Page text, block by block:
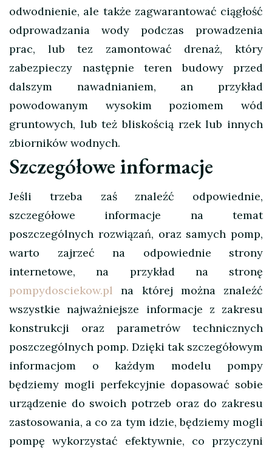
odwodnienie, ale także zagwarantować ciągłość
odprowadzania wody podczas prowadzenia
prac, lub tez zamontować drenaż, który
zabezpieczy następnie teren budowy przed
dalszym nawadnianiem, an przykład
powodowanym wysokim poziomem wód
gruntowych, lub też bliskością rzek lub innych
zbiorników wodnych.
Szczegółowe informacje
Jeśli trzeba zaś znaleźć odpowiednie,
szczegółowe informacje na temat
poszczególnych rozwiązań, oraz samych pomp,
warto zajrzeć na odpowiednie strony
internetowe, na przykład na stronę
pompydosciekow.pl na której można znaleźć
wszystkie najważniejsze informacje z zakresu
konstrukcji oraz parametrów technicznych
poszczególnych pomp. Dzięki tak szczegółowym
informacjom o każdym modelu pompy
będziemy mogli perfekcyjnie dopasować sobie
urządzenie do swoich potrzeb oraz do zakresu
zastosowania, a co za tym idzie, będziemy mogli
pompę wykorzystać efektywnie, co przyczyni